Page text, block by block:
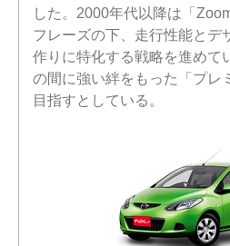
した。2000年代以降は「
フレーズの下、走行性能とデ
作りに特化する戦略を進めて
の間に強い絆をもった「プレ
目指すとしている。